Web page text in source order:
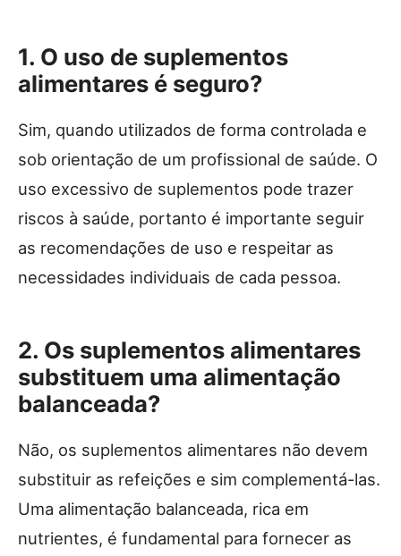
1. O uso de suplementos
alimentares é seguro?
Sim, quando utilizados de forma controlada e
sob orientação de um profissional de saúde. O
uso excessivo de suplementos pode trazer
riscos à saúde, portanto é importante seguir
as recomendações de uso e respeitar as
necessidades individuais de cada pessoa.
2. Os suplementos alimentares
substituem uma alimentação
balanceada?
Não, os suplementos alimentares não devem
substituir as refeições e sim complementá-las.
Uma alimentação balanceada, rica em
nutrientes, é fundamental para fornecer as